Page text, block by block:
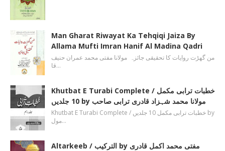
Man Gharat Riwayat Ka Tehqiqi Jaiza By
Allama Mufti Imran Hanif Al Madina Qadri
من گھڑت روایات کا تحقیقی جائزہ مولانا مفتی محمد عمران حنیف
قا…
Khutbat E Turabi Complete / خطبات ترابی مکمل
10 جلدیں by مولانا محمد شہزاد قادری ترابی صاحب
Khutbat E Turabi Complete / خطبات ترابی مکمل 10 جلدیں by
مول…
Altarkeeb / الترکیب by مفتی محمد اکمل قادری